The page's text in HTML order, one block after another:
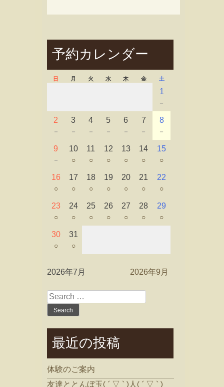
予約カレンダー
日 月 火 水 木 金 土
1
－
2
－
3
－
4
－
5
－
6
－
7
－
8
－
9
－
10
○
11
○
12
○
13
○
14
○
15
○
16
○
17
○
18
○
19
○
20
○
21
○
22
○
23
○
24
○
25
○
26
○
27
○
28
○
29
○
30
○
31
○
2026年7月 2026年9月
Search
for:
最近の投稿
体験のご案内
友達ととんぼ玉( ´ ▽ ` )人( ´ ▽ ` )